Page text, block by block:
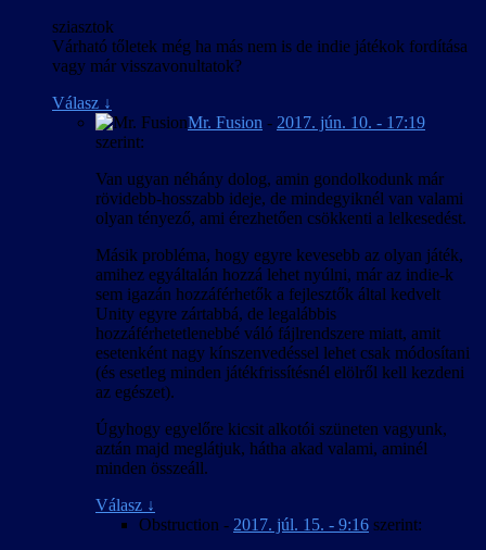
sziasztok
Várható tőletek még ha más nem is de indie játékok fordítása
vagy már visszavonultatok?
Válasz ↓
Mr. Fusion - 2017. jún. 10. - 17:19
szerint:
Van ugyan néhány dolog, amin gondolkodunk már
rövidebb-hosszabb ideje, de mindegyiknél van valami
olyan tényező, ami érezhetően csökkenti a lelkesedést.
Másik probléma, hogy egyre kevesebb az olyan játék,
amihez egyáltalán hozzá lehet nyúlni, már az indie-k
sem igazán hozzáférhetők a fejlesztők által kedvelt
Unity egyre zártabbá, de legalábbis
hozzáférhetetlenebbé váló fájlrendszere miatt, amit
esetenként nagy kínszenvedéssel lehet csak módosítani
(és esetleg minden játékfrissítésnél elölről kell kezdeni
az egészet).
Úgyhogy egyelőre kicsit alkotói szüneten vagyunk,
aztán majd meglátjuk, hátha akad valami, aminél
minden összeáll.
Válasz ↓
Obstruction - 2017. júl. 15. - 9:16 szerint: